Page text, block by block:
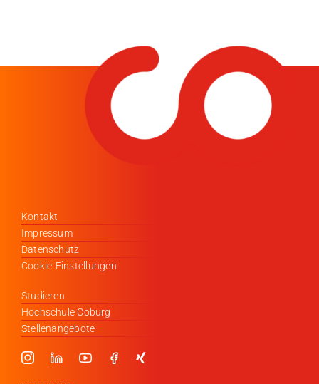
Kontakt
Impressum
Datenschutz
Cookie-Einstellungen
Studieren
Hochschule Coburg
Stellenangebote